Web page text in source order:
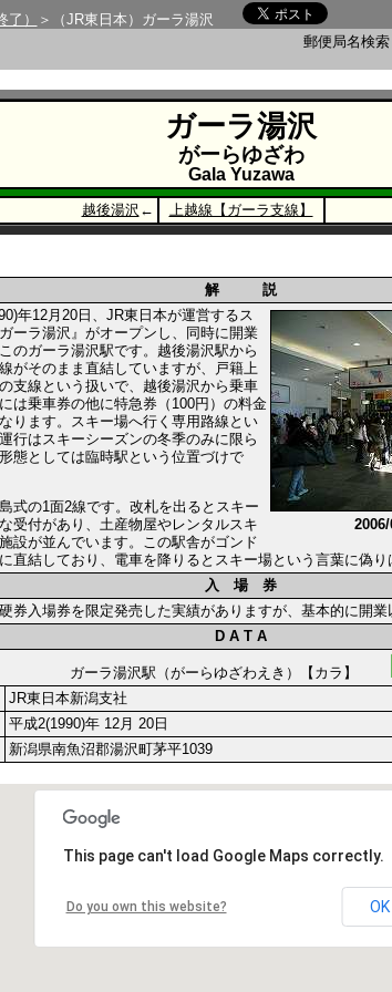
）
＞（JR東日本）ガーラ湯沢
郵便局名検
ガーラ湯沢
がーらゆざわ
Gala Yuzawa
越後湯沢 ← 上越線【ガーラ支線】
解 説
年12月20日、JR東日本が運営するス
ーラ湯沢』がオープンし、同時に開業
のガーラ湯沢駅です。越後湯沢駅から
がそのまま直結していますが、戸籍上
支線という扱いで、越後湯沢から乗車
は乗車券の他に特急券（100円）の料金
ります。スキー場へ行く専用路線とい
行はスキーシーズンの冬季のみに限ら
態としては臨時駅という位置づけで
式の1面2線です。改札を出るとスキー
受付があり、土産物屋やレンタルスキ
設が並んでいます。この駅舎がゴンド
直結しており、電車を降りるとスキー場という言葉に偽
入 場 券
券入場券を限定発売した実績がありますが、基本的に開
D A T A
ガーラ湯沢駅（がーらゆざわえき）【カラ】
JR東日本新潟支社
平成2(1990)年 12月 20日
新潟県南魚沼郡湯沢町茅平1039